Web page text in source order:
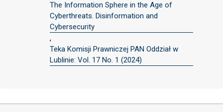
The Information Sphere in the Age of
Cyberthreats. Disinformation and
Cybersecurity
,
Teka Komisji Prawniczej PAN Oddział w
Lublinie: Vol. 17 No. 1 (2024)